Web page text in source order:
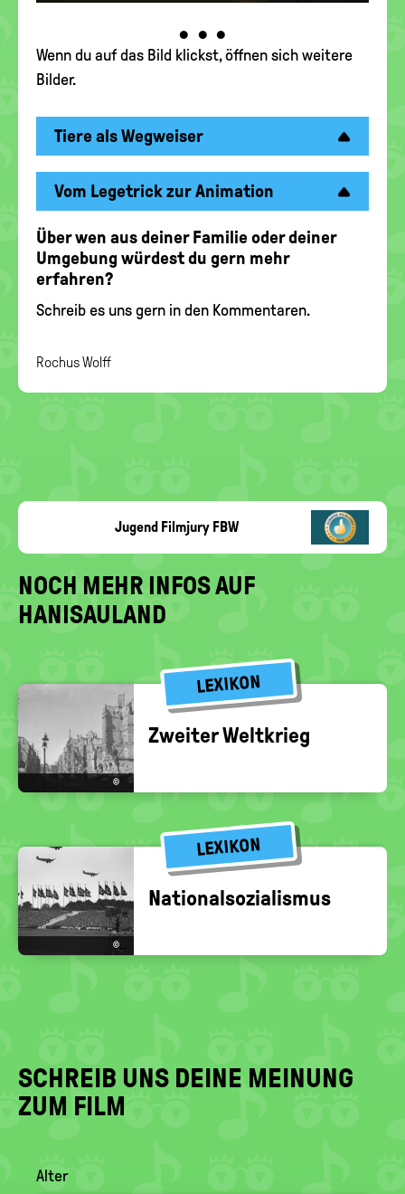
• ••
Wenn du auf das Bild klickst, öffnen sich weitere
Bilder.
Tiere als Wegweiser
Vom Legetrick zur Animation
Über wen aus deiner Familie oder deiner
Umgebung würdest du gern mehr
erfahren?
Schreib es uns gern in den Kommentaren.
Rochus Wolff
SCHREIB UNS DEINE MEINUNG
ZUM FILM
Alter
Jugend Filmjury FBW
NOCH MEHR INFOS AUF
HANISAULAND
LEXIKON
©
Zwei­ter Welt­krieg
LEXIKON
©
Na­tio­nal­so­zia­lis­mus